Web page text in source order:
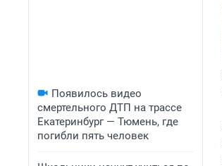
Появилось видео
смертельного ДТП на трассе
Екатеринбург — Тюмень, где
погибли пять человек